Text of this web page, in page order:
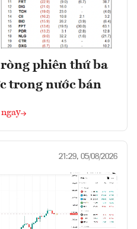
phiên thứ ba
trong nước bán
21:29, 05/08/2026